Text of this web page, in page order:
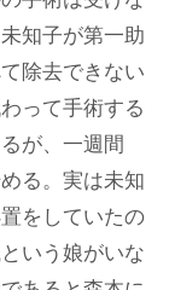
知子が第一助
除去できない
って手術する
が、一週間
る。実は未知
をしていたの
いう娘がいな